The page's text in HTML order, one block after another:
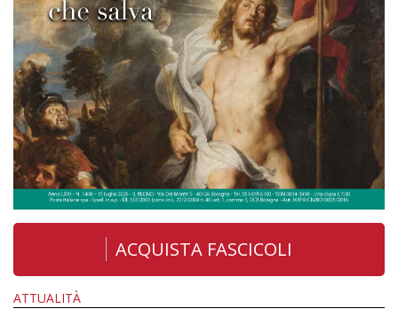
ACQUISTA FASCICOLI
ATTUALITÀ